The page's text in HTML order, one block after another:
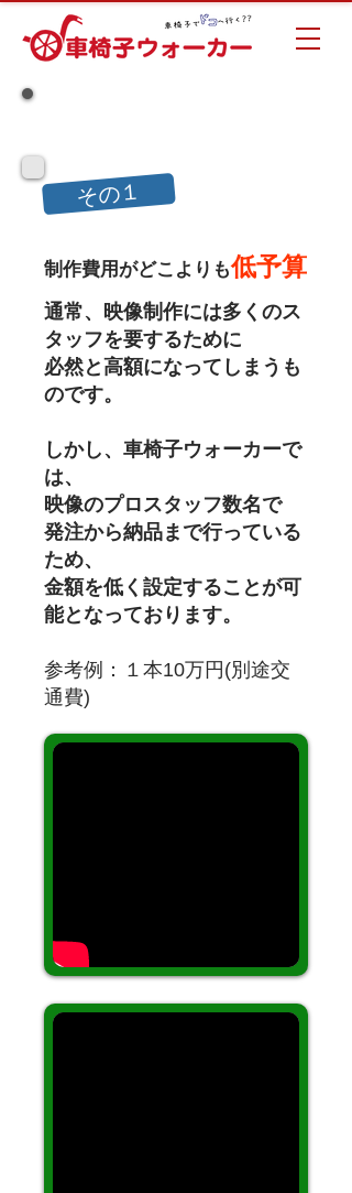
その１
制作費用がどこよりも低予算
通常、映像制作には多くのス
タッフを要するために
必然と高額になってしまうも
のです。
しかし、車椅子ウォーカーで
は、
映像のプロスタッフ数名で
発注から納品まで行っている
ため、
金額を低く設定することが可
能となっております。
参考例：１本10万円(別途交
通費)